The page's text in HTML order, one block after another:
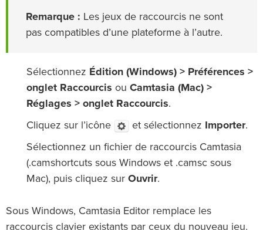
Remarque : Les jeux de raccourcis ne sont
pas compatibles d’une plateforme à l’autre.
Sélectionnez Édition (Windows) > Préférences >
onglet Raccourcis ou Camtasia (Mac) >
Réglages > onglet Raccourcis.
Cliquez sur l’icône et sélectionnez Importer.
Sélectionnez un fichier de raccourcis Camtasia
(.camshortcuts sous Windows et .camsc sous
Mac), puis cliquez sur Ouvrir.
Sous Windows, Camtasia Editor remplace les
raccourcis clavier existants par ceux du nouveau jeu.